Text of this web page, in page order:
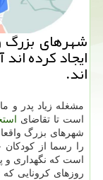
شهرهای بزرگ
ایجاد كرده
اند.
مشغله زیاد پدر و
است تا تقاضای
شهرهای بزرگ واقعا
را رسما از کودکان
است که نگهداری و
روزهای کرونایی که